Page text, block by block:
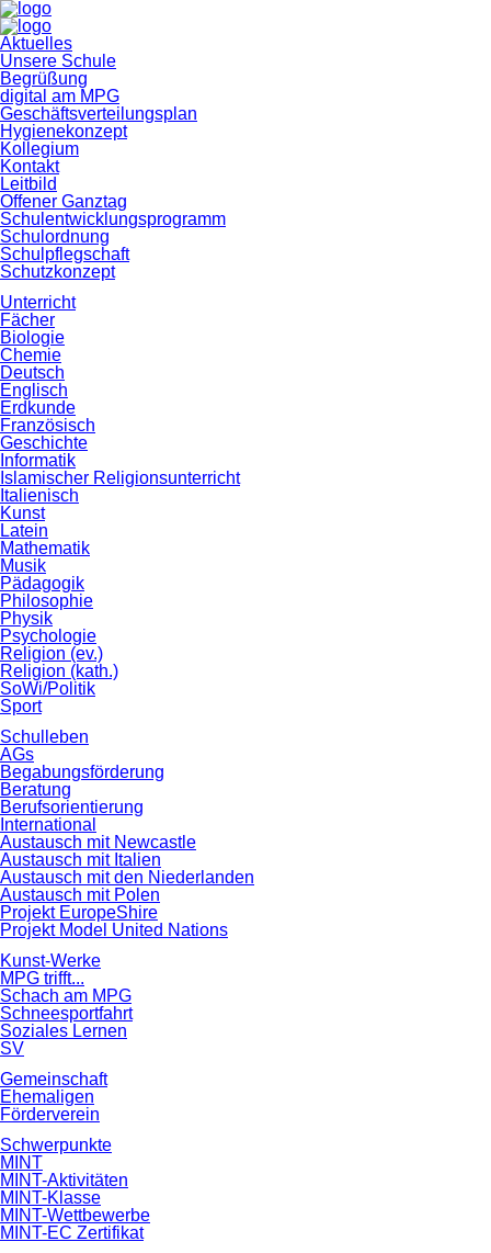
Navigation
überspringen
Aktuelles
Unsere Schule
Begrüßung
digital am MPG
Geschäftsverteilungsplan
Hygienekonzept
Kollegium
Kontakt
Leitbild
Offener Ganztag
Schulentwicklungsprogramm
Schulordnung
Schulpflegschaft
Schutzkonzept
Unterricht
Fächer
Biologie
Chemie
Deutsch
Englisch
Erdkunde
Französisch
Geschichte
Informatik
Islamischer Religionsunterricht
Italienisch
Kunst
Latein
Mathematik
Musik
Pädagogik
Philosophie
Physik
Psychologie
Religion (ev.)
Religion (kath.)
SoWi/Politik
Sport
Schulleben
AGs
Begabungsförderung
Beratung
Berufsorientierung
International
Austausch mit Newcastle
Austausch mit Italien
Austausch mit den Niederlanden
Austausch mit Polen
Projekt EuropeShire
Projekt Model United Nations
Kunst-Werke
MPG trifft...
Schach am MPG
Schneesportfahrt
Soziales Lernen
SV
Gemeinschaft
Ehemaligen
Förderverein
Schwerpunkte
MINT
MINT-Aktivitäten
MINT-Klasse
MINT-Wettbewerbe
MINT-EC Zertifikat